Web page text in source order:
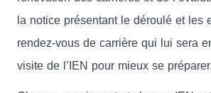
la notice présentant le déroulé et les
rendez-vous de carrière qui lui sera
visite de l’IEN pour mieux se préparer.